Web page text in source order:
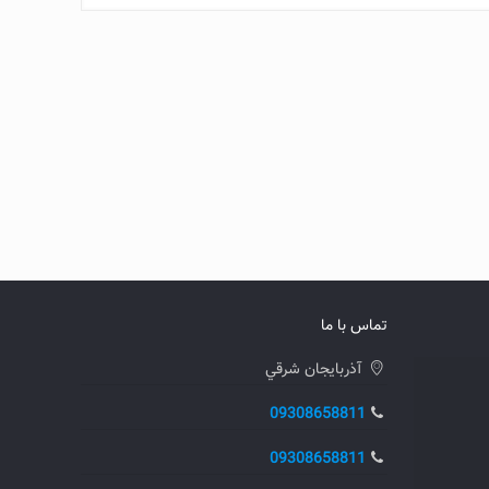
تماس با ما
آذربايجان شرقي
09308658811
09308658811